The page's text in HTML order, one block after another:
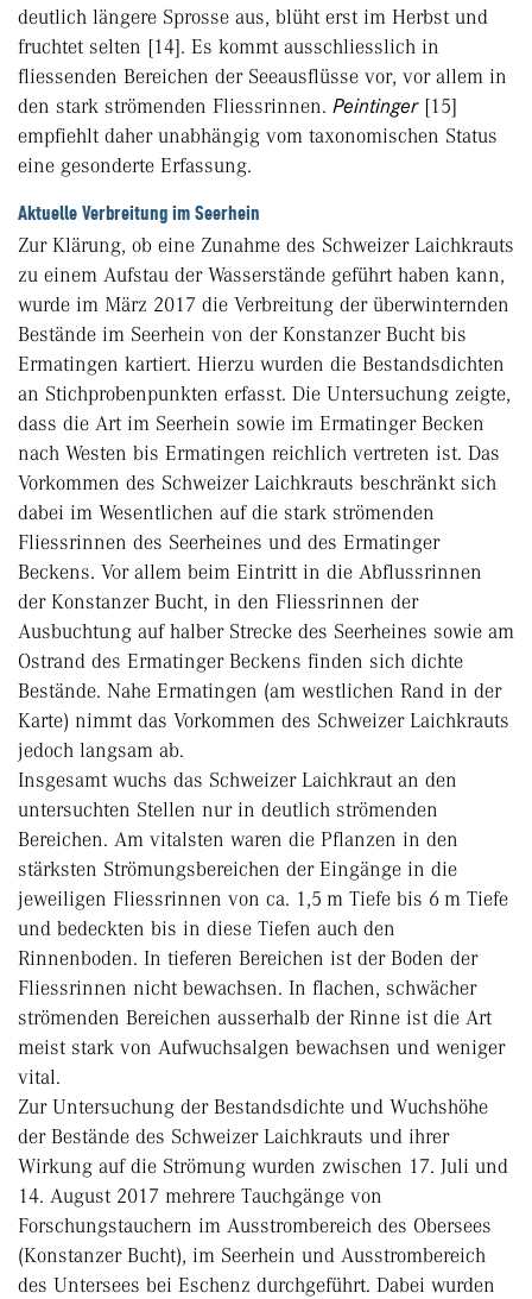
deutlich längere Sprosse aus, blüht erst im Herbst und
fruchtet selten [14]. Es kommt ausschliesslich in
fliessenden Bereichen der Seeausflüsse vor, vor allem in
den stark strömenden Fliessrinnen. Peintinger[15]
empfiehlt daher unabhängig vom taxonomischen Status
eine gesonderte Erfassung.
Aktuelle Verbreitung im Seerhein
Zur Klärung, ob eine Zunahme des Schweizer Laichkrauts
zu einem Aufstau der Wasserstände geführt haben kann,
wurde im März 2017 die Verbreitung der überwinternden
Bestände im Seerhein von der Konstanzer Bucht bis
Ermatingen kartiert. Hierzu wurden die Bestandsdichten
an Stichprobenpunkten erfasst. Die Untersuchung zeigte,
dass die Art im Seerhein sowie im Ermatinger Becken
nach Westen bis Ermatingen reichlich vertreten ist. Das
Vorkommen des Schweizer Laichkrauts beschränkt sich
dabei im Wesentlichen auf die stark strömenden
Fliessrinnen des Seerheines und des Ermatinger
Beckens. Vor allem beim Eintritt in die Abflussrinnen
der Konstanzer Bucht, in den Fliessrinnen der
Ausbuchtung auf halber Strecke des See­rheines sowie am
Ostrand des Ermatinger Beckens finden sich dichte
Bestände. Nahe Ermatingen (am westlichen Rand in der
Karte) nimmt das Vorkommen des Schweizer Laichkrauts
jedoch langsam ab.
Insgesamt wuchs das Schweizer Laichkraut an den
untersuchten Stellen nur in deutlich strömenden
Bereichen. Am vitalsten waren die Pflanzen in den
stärksten Strömungsbereichen der Eingänge in die
jeweiligen Fliessrinnen von ca. 1,5 m Tiefe bis 6 m Tiefe
und bedeckten bis in diese Tiefen auch den
Rinnenboden. In tieferen Bereichen ist der Boden der
Fliessrinnen nicht bewachsen. In flachen, schwächer
strömenden Bereichen ausserhalb der Rinne ist die Art
meist stark von Aufwuchs­algen bewachsen und weniger
vital.
Zur Untersuchung der Bestandsdichte und Wuchshöhe
der Bestände des Schweizer Laichkrauts und ihrer
Wirkung auf die Strömung wurden zwischen 17. Juli und
14. August 2017 mehrere Tauchgänge von
Forschungstauchern im Ausstrombereich des Obersees
(Konstanzer Bucht), im Seerhein und Ausstrombereich
des Untersees bei Eschenz durchgeführt. Dabei wurden